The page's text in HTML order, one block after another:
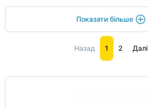
Показати більше
Назад 1 2 Далі